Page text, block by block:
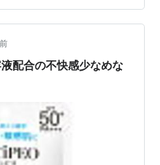
コの笑顔を向けてくれるの
向とはいえ相変わらず一進
マシだったので、無理の
あった…
配合の不快感少なめな